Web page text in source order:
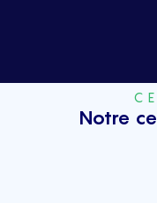
Notre